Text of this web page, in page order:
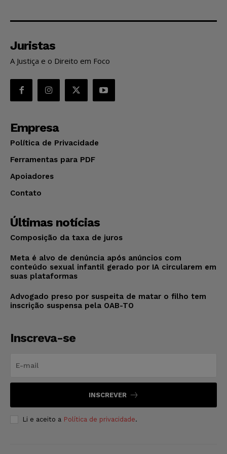
Juristas
A Justiça e o Direito em Foco
Empresa
Política de Privacidade
Ferramentas para PDF
Apoiadores
Contato
Últimas notícias
Composição da taxa de juros
Meta é alvo de denúncia após anúncios com
conteúdo sexual infantil gerado por IA circularem em
suas plataformas
Advogado preso por suspeita de matar o filho tem
inscrição suspensa pela OAB-TO
Inscreva-se
INSCREVER
Li e aceito a Política de privacidade.